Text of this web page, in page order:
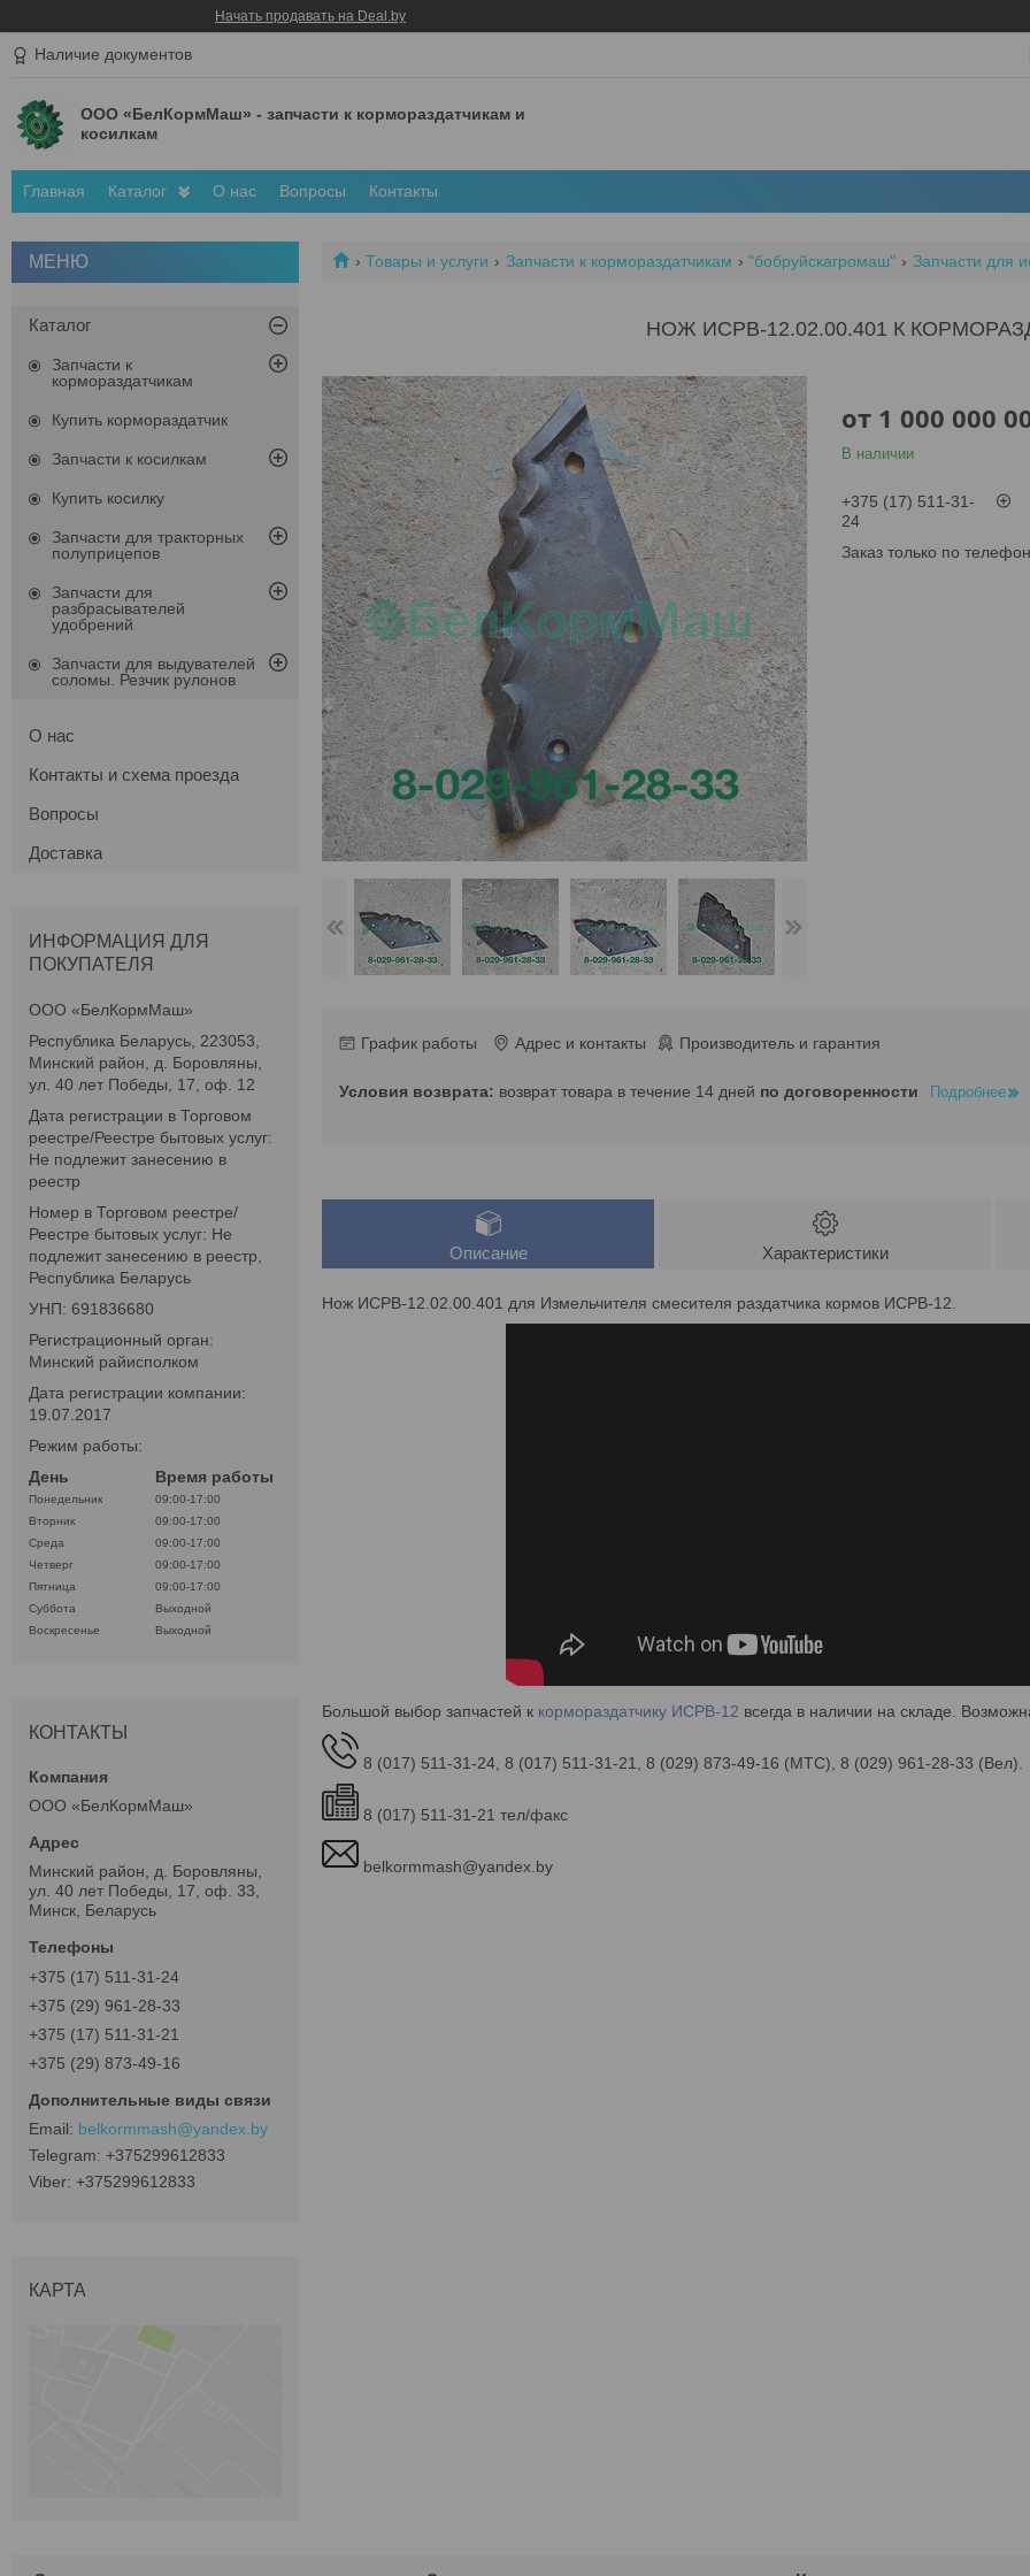
Начать продавать на Deal.by
Наличие документов
ООО «БелКормМаш» - запчасти к кормораздатчикам и
косилкам
Главная Каталог О нас Вопросы Контакты
Товары и услуги Запчасти к кормораздатчикам "бобруйскагромаш" Запчасти для
НОЖ ИСРВ-12.02.00.401 К
от 1 000 000
В наличии
+375 (17) 511-31-
24
Заказ только по
График работы Адрес и контакты Производитель и гарантия
возврат товара в течение 14 дней по договоренности Подробнее
Описание Характеристики
Нож ИСРВ-12.02.00.401 для Измельчителя смесителя раздатчика кормов ИСРВ-12.
Большой выбор запчастей к кормораздатчику ИСРВ-12 всегда в наличии на складе.
8 (017) 511-31-24, 8 (017) 511-31-21, 8 (029) 873-49-16 (МТС), 8 (029) 961-28-33 (Вел).
8 (017) 511-31-21 тел/факс
belkormmash@yandex.by
Каталог
Запчасти к
кормораздатчикам
Купить кормораздатчик
Запчасти к косилкам
Купить косилку
Запчасти для тракторных
полуприцепов
Запчасти для
разбрасывателей
удобрений
Запчасти для выдувателей
соломы. Резчик рулонов
О нас
Контакты и схема проезда
Вопросы
Доставка
ИНФОРМАЦИЯ ДЛЯ
ПОКУПАТЕЛЯ
ООО «БелКормМаш»
Республика Беларусь, 223053,
Минский район, д. Боровляны,
ул. 40 лет Победы, 17, оф. 12
Дата регистрации в Торговом
реестре/Реестре бытовых услуг:
Не подлежит занесению в
реестр
Номер в Торговом реестре/
Реестре бытовых услуг: Не
подлежит занесению в реестр,
Республика Беларусь
УНП: 691836680
Регистрационный орган:
Минский райисполком
Дата регистрации компании:
19.07.2017
Режим работы:
День
Время работы
Понедельник
09:00-17:00
Вторник
09:00-17:00
Среда
09:00-17:00
Четверг
09:00-17:00
Пятница
09:00-17:00
Суббота
Выходной
Воскресенье
Выходной
КОНТАКТЫ
ООО «БелКормМаш»
Минский район, д. Боровляны,
ул. 40 лет Победы, 17, оф. 33,
Минск, Беларусь
+375 (17) 511-31-24
+375 (29) 961-28-33
+375 (17) 511-31-21
+375 (29) 873-49-16
belkormmash@yandex.by
+375299612833
+375299612833
КАРТА